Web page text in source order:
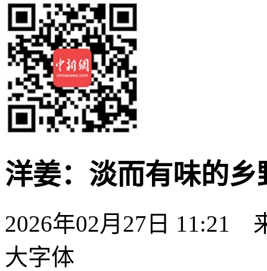
洋姜：淡而有味的乡
2026年02月27日 11:21
大字体